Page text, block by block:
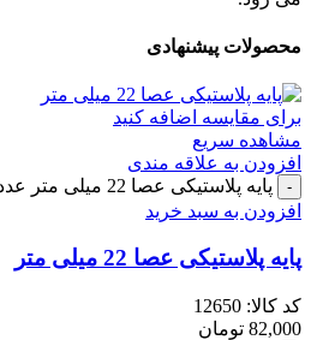
محصولات پیشنهادی
برای مقایسه اضافه کنید
مشاهده سریع
افزودن به علاقه مندی
پایه پلاستیکی عصا 22 میلی متر عدد
افزودن به سبد خرید
پایه پلاستیکی عصا 22 میلی متر
کد کالا: 12650
82,000 تومان